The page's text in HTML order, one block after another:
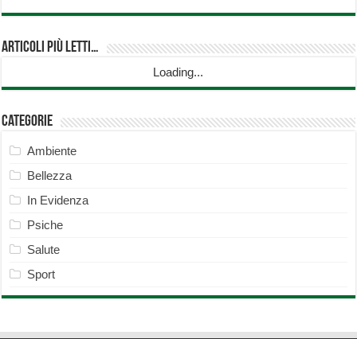
Articoli più Letti…
Loading...
Categorie
Ambiente
Bellezza
In Evidenza
Psiche
Salute
Sport